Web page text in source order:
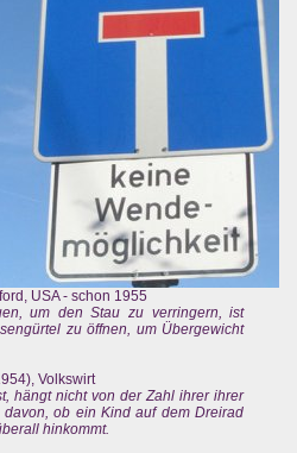
USA - schon 1955
um den Stau zu verringern, ist
zu öffnen, um Übergewicht
Volkswirt
hängt nicht von der Zahl ihrer ihrer
ob ein Kind auf dem Dreirad
hinkommt.